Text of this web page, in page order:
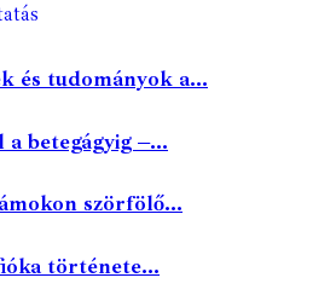
és tudományok a...
betegágyig –...
szörfölő...
története...